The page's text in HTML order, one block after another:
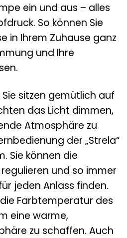
ein und aus – alles
So können Sie
in Ihrem Zuhause ganz
und Ihre
Sie sitzen gemütlich auf
das Licht dimmen,
Atmosphäre zu
der „Strela“
Sie können die
und so immer
jeden Anlass finden.
Farbtemperatur des
eine warme,
zu schaffen. Auch